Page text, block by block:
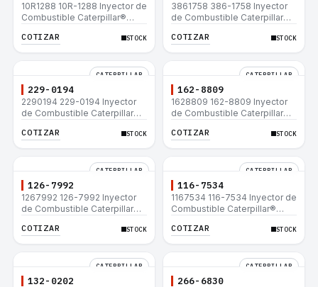
10R1288 10R-1288 Inyector de
Combustible Caterpillar®
3516C 854G 992G
COTIZAR STOCK
3861758 386-1758 Inyector
de Combustible Caterpillar®
3516C 854G 992G
COTIZAR STOCK
CATERPILLAR
229-0194
2290194 229-0194 Inyector
de Combustible Caterpillar®
3516C 854G 992G
COTIZAR STOCK
CATERPILLAR
162-8809
1628809 162-8809 Inyector
de Combustible Caterpillar®
3516C 854G 992G
COTIZAR STOCK
CATERPILLAR
126-7992
1267992 126-7992 Inyector
de Combustible Caterpillar®
3516C 854G 992G
COTIZAR STOCK
CATERPILLAR
116-7534
1167534 116-7534 Inyector de
Combustible Caterpillar®
3516C 854G 992G
COTIZAR STOCK
CATERPILLAR
132-0202
CATERPILLAR
266-6830